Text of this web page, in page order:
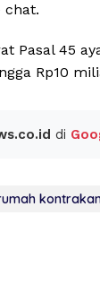
chat.
Pasal 45
Rp10
di